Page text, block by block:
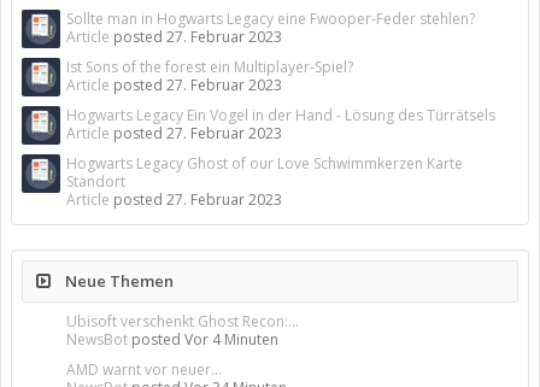
Sollte man in Hogwarts Legacy eine Fwooper-Feder stehlen?
Article posted 27. Februar 2023
Ist Sons of the forest ein Multiplayer-Spiel?
Article posted 27. Februar 2023
Hogwarts Legacy Ein Vogel in der Hand - Lösung des Türrätsels
Article posted 27. Februar 2023
Hogwarts Legacy Ghost of our Love Schwimmkerzen Karte
Standort
Article posted 27. Februar 2023
Neue Themen
Ubisoft verschenkt Ghost Recon:...
NewsBot posted Vor 4 Minuten
AMD warnt vor neuer...